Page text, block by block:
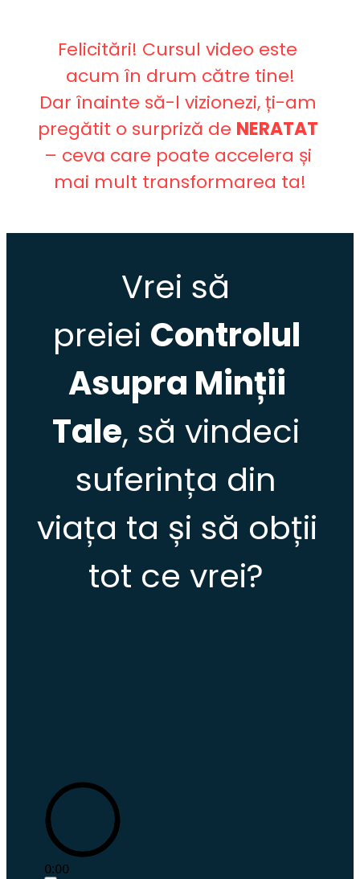
Felicitări! Cursul video este
acum în drum către tine!
Dar înainte să-l vizionezi, ți-am
pregătit o surpriză de NERATAT
– ceva care poate accelera și
mai mult transformarea ta!
Vrei să
preiei Controlul
Asupra Minții
Tale, să vindeci
suferința din
viața ta și să obții
tot ce vrei?
0:00